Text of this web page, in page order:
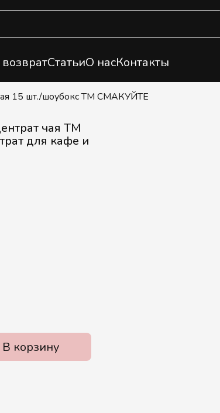
СтатьиО насКонтакты
15 шт./шоубокс ТМ СМАКУЙТЕ
чая ТМ
для кафе и
В корзину